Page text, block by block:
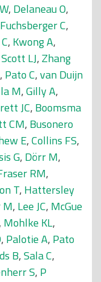
, Delaneau O,
Fuchsberger C,
, Kwong A,
Scott LJ,Zhang
, Pato C,van Duijn
M,Gilly A,
JC, Boomsma
CM, Busonero
E,Collins FS,
G, Dörr M,
RM,
T, Hattersley
M, Lee JC, McGue
, Mohlke KL,
, Palotie A, Pato
B,Sala C,
S, P